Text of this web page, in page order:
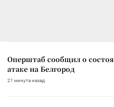
Оперштаб сообщил о
атаке на Белгород
21 минута назад